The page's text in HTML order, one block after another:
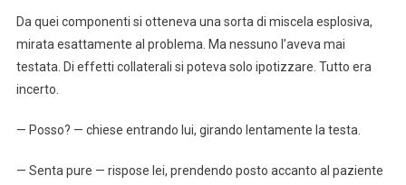
Da quei componenti si otteneva una sorta di miscela esplosiva,
mirata esattamente al problema. Ma nessuno l’aveva mai
testata. Di effetti collaterali si poteva solo ipotizzare. Tutto era
incerto.
— Posso? — chiese entrando lui, girando lentamente la testa.
— Senta pure — rispose lei, prendendo posto accanto al paziente